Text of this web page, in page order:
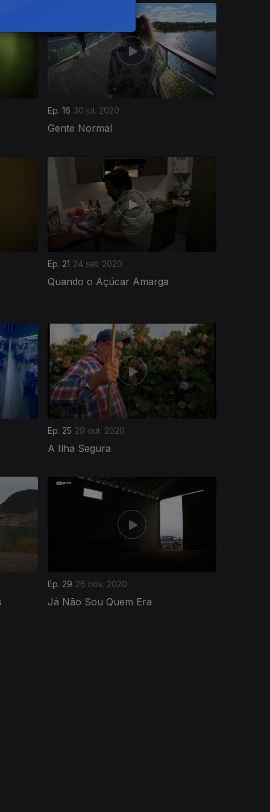
Ep. 16 30 jul. 2020
Gente Normal
Ep. 21 24 set. 2020
Quando o Açúcar Amarga
Ep. 25 29 out. 2020
A Ilha Segura
Ep. 29 26 nov. 2020
Já Não Sou Quem Era